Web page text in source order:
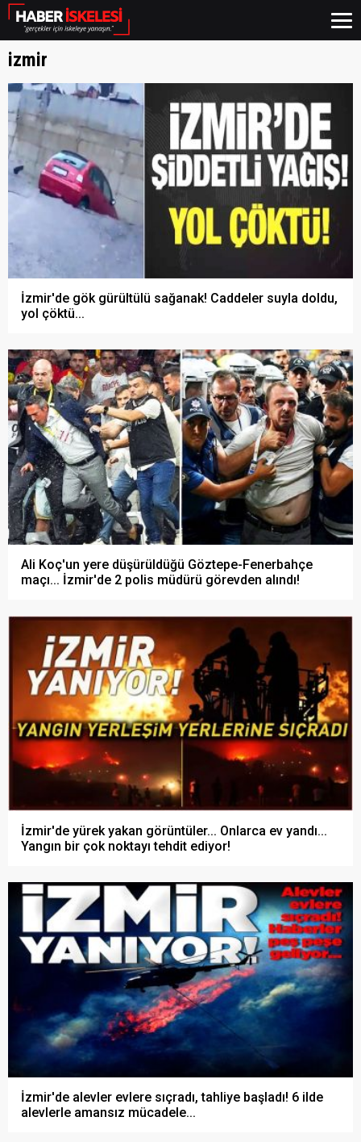
izmir
İzmir'de gök gürültülü sağanak! Caddeler suyla doldu,
yol çöktü...
Ali Koç'un yere düşürüldüğü Göztepe-Fenerbahçe
maçı... İzmir'de 2 polis müdürü görevden alındı!
İzmir'de yürek yakan görüntüler... Onlarca ev yandı...
Yangın bir çok noktayı tehdit ediyor!
İzmir'de alevler evlere sıçradı, tahliye başladı! 6 ilde
alevlerle amansız mücadele...